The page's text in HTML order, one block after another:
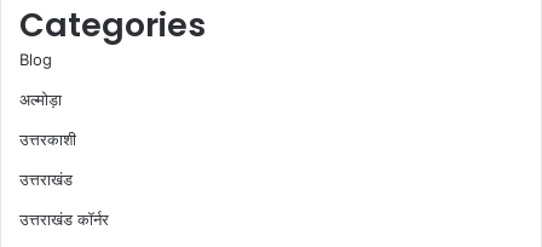
Categories
Blog
अल्मोड़ा
उत्तरकाशी
उत्तराखंड
उत्तराखंड कॉर्नर